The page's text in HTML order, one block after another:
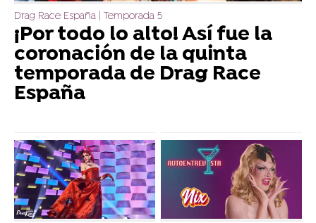
Drag Race España | Temporada 5
¡Por todo lo alto! Así fue la
coronación de la quinta
temporada de Drag Race
España